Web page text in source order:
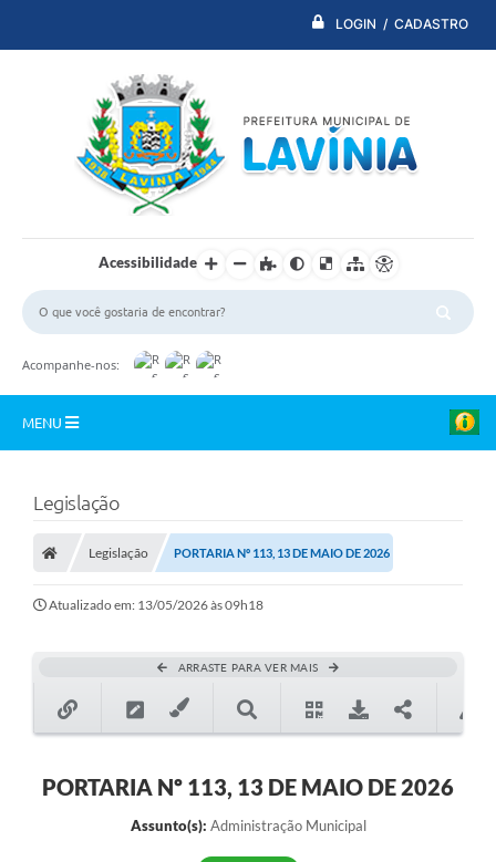
LOGIN / CADASTRO
Acessibilidade
Acompanhe-nos:
MENU
Transparência Municipal
Conselhos de Educação
Legislação
Legislação PORTARIA Nº 113, 13 DE MAIO DE 2026
Atualizado em: 13/05/2026 às 09h18
ARRASTE PARA VER MAIS
PORTARIA Nº 113, 13 DE MAIO DE 2026
Assunto(s): Administração Municipal